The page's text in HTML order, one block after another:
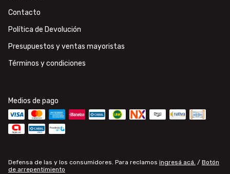
Contacto
Política de Devolución
Presupuestos y ventas mayoristas
Términos y condiciones
Medios de pago
Defensa de las y los consumidores. Para reclamos ingresá acá. / Botón
de arrepentimiento